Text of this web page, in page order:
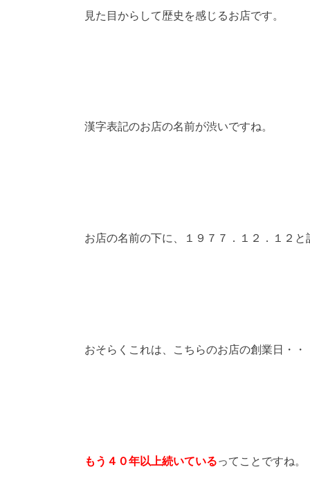
見た目からして歴史を感じるお店です。
漢字表記のお店の名前が渋いですね。
お店の名前の下に、１９７７．１２．１２と
おそらくこれは、こちらのお店の創業日・・
もう４０年以上続いているってことですね。